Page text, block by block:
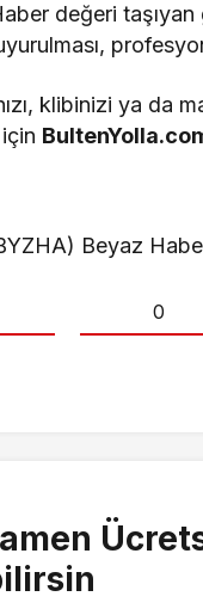
değeri taşıyan
klibinizi ya da
Beyaz
0